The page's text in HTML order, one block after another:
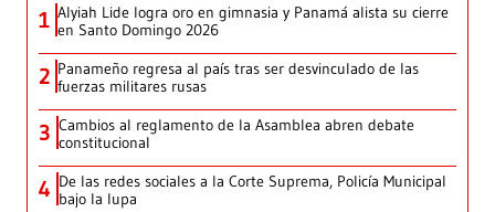
1 Alyiah Lide logra oro en gimnasia y Panamá alista su cierre
en Santo Domingo 2026
2 Panameño regresa al país tras ser desvinculado de las
fuerzas militares rusas
3 Cambios al reglamento de la Asamblea abren debate
constitucional
4 De las redes sociales a la Corte Suprema, Policía Municipal
bajo la lupa